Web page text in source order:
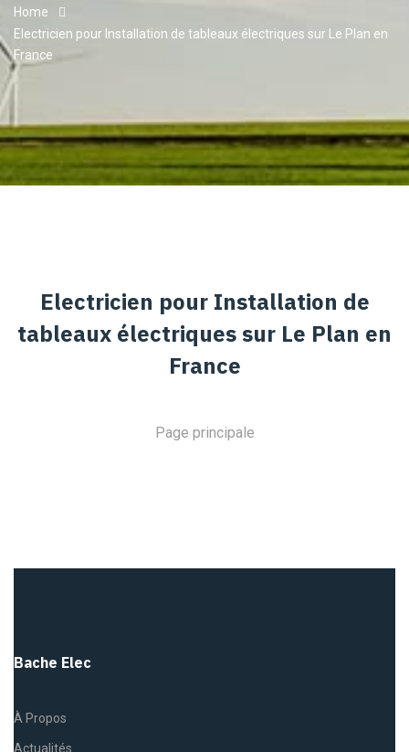
Home
Electricien pour Installation de tableaux électriques sur Le Plan en
France
Electricien pour Installation de
tableaux électriques sur Le Plan en
France
Page principale
Bache Elec
À Propos
Actualités